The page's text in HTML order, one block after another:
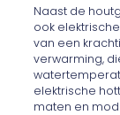
Naast de
ook
van een
verwarming,
elektrische
maten en